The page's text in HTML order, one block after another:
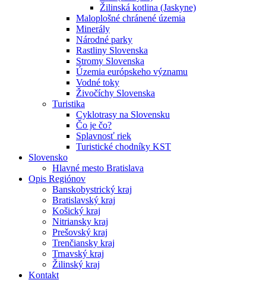
Žilinská kotlina (Jaskyne)
Maloplošné chránené územia
Minerály
Národné parky
Rastliny Slovenska
Stromy Slovenska
Územia európskeho významu
Vodné toky
Živočíchy Slovenska
Turistika
Cyklotrasy na Slovensku
Čo je čo?
Splavnosť riek
Turistické chodníky KST
Slovensko
Hlavné mesto Bratislava
Opis Regiónov
Banskobystrický kraj
Bratislavský kraj
Košický kraj
Nitriansky kraj
Prešovský kraj
Trenčiansky kraj
Trnavský kraj
Žilinský kraj
Kontakt